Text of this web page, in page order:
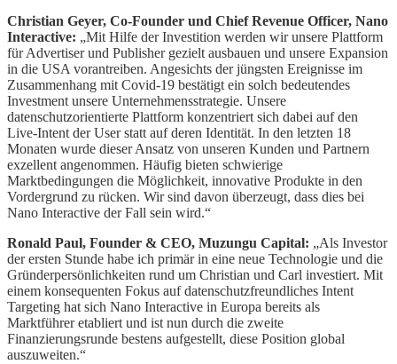
Christian Geyer, Co-Founder und Chief Revenue Officer, Nano
Interactive: „Mit Hilfe der Investition werden wir unsere Plattform
für Advertiser und Publisher gezielt ausbauen und unsere Expansion
in die USA vorantreiben. Angesichts der jüngsten Ereignisse im
Zusammenhang mit Covid-19 bestätigt ein solch bedeutendes
Investment unsere Unternehmensstrategie. Unsere
datenschutzorientierte Plattform konzentriert sich dabei auf den
Live-Intent der User statt auf deren Identität. In den letzten 18
Monaten wurde dieser Ansatz von unseren Kunden und Partnern
exzellent angenommen. Häufig bieten schwierige
Marktbedingungen die Möglichkeit, innovative Produkte in den
Vordergrund zu rücken. Wir sind davon überzeugt, dass dies bei
Nano Interactive der Fall sein wird.“
Ronald Paul, Founder & CEO, Muzungu Capital: „Als Investor
der ersten Stunde habe ich primär in eine neue Technologie und die
Gründerpersönlichkeiten rund um Christian und Carl investiert. Mit
einem konsequenten Fokus auf datenschutzfreundliches Intent
Targeting hat sich Nano Interactive in Europa bereits als
Marktführer etabliert und ist nun durch die zweite
Finanzierungsrunde bestens aufgestellt, diese Position global
auszuweiten.“